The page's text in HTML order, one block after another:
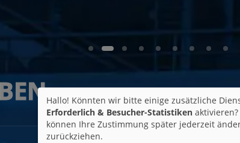
Hallo! Könnten wir bitte einige zusätzliche
Erforderlich & Besucher-Statistiken aktivieren?
können Ihre Zustimmung später jederzeit
zurückziehen.